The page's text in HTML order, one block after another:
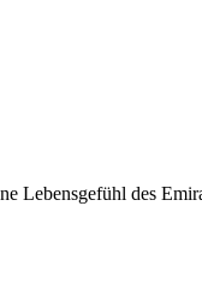
Lebensgefühl des